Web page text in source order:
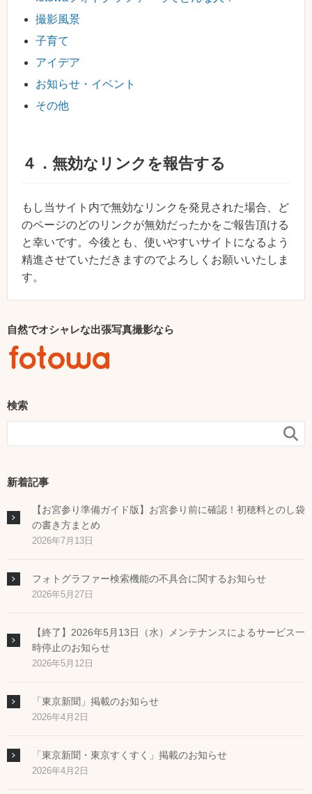
撮影風景
子育て
アイデア
お知らせ・イベント
その他
４．無効なリンクを報告する
もし当サイト内で無効なリンクを発見された場合、ど
のページのどのリンクが無効だったかをご報告頂ける
と幸いです。今後とも、使いやすいサイトになるよう
精進させていただきますのでよろしくお願いいたしま
す。
自然でオシャレな出張写真撮影なら
検索

新着記事
【お宮参り準備ガイド版】お宮参り前に確認！初穂料とのし袋
の書き方まとめ
2026年7月13日
フォトグラファー検索機能の不具合に関するお知らせ
2026年5月27日
【終了】2026年5月13日（水）メンテナンスによるサービス一
時停止のお知らせ
2026年5月12日
「東京新聞」掲載のお知らせ
2026年4月2日
「東京新聞・東京すくすく」掲載のお知らせ
2026年4月2日